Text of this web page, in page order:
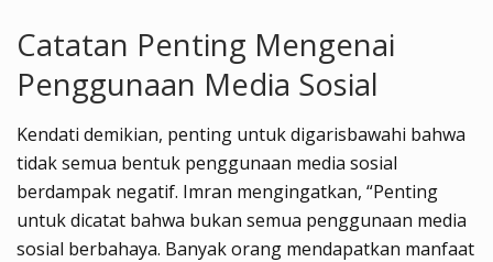
Catatan Penting Mengenai
Penggunaan Media Sosial
Kendati demikian, penting untuk digarisbawahi bahwa
tidak semua bentuk penggunaan media sosial
berdampak negatif. Imran mengingatkan, “Penting
untuk dicatat bahwa bukan semua penggunaan media
sosial berbahaya. Banyak orang mendapatkan manfaat